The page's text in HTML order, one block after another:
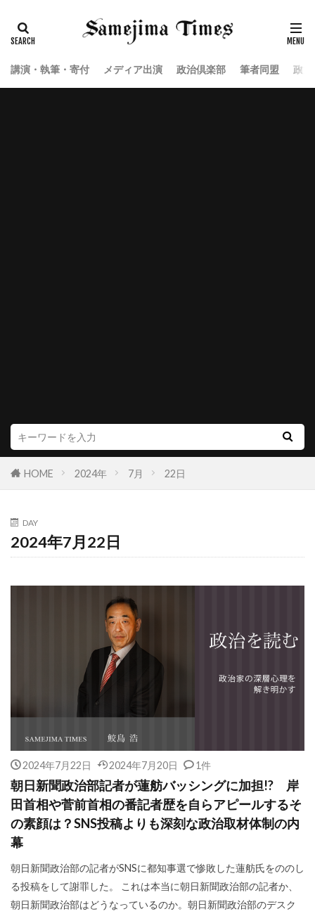
講演・執筆・寄付 メディア出演 政治倶楽部 筆者同盟 政
HOME 2024年 7月 22日
DAY
2024年7月22日
2024年7月22日 2024年7月20日 1件
朝日新聞政治部記者が蓮舫バッシングに加担!? 岸
田首相や菅前首相の番記者歴を自らアピールするそ
の素顔は？SNS投稿よりも深刻な政治取材体制の内
幕
朝日新聞政治部の記者がSNSに都知事選で惨敗した蓮舫氏をののし
る投稿をして謝罪した。 これは本当に朝日新聞政治部の記者か、
朝日新聞政治部はどうなっているのか。朝日新聞政治部のデスク